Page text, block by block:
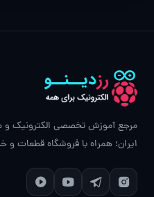
مرجع آموزش تخصصی الکترونیک و
ایران؛ همراه با فروشگاه قطعات